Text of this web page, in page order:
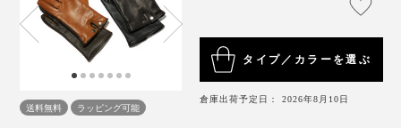
クロダのレジェンド職人、大島陸夫さん。立体的な手袋の仕上がり、革や縫い代
の厚みから、数秒で逆算して、型紙を調整できる
※本製品は天然皮革を使用しております。現在の皮革染
色技術では、摩擦・水による多少の脱色は避けられませ
ん。濃色品の場合、使用上の摩擦により他のものへ色移
りする場合がありますのでご注意ください。
《商品仕様》
サイズ（アイテム寸法）：［MEN］（約）全長23.5×
送料無料 ラッピング可能
タイプ／カラーを選ぶ
倉庫出荷予定日： 2026年8月10日